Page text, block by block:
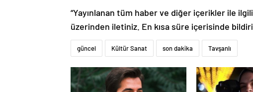
“Yayınlanan tüm haber ve diğer içerikler ile
üzerinden iletiniz. En kısa süre içerisinde
güncel Kültür Sanat son dakika Tavşanlı